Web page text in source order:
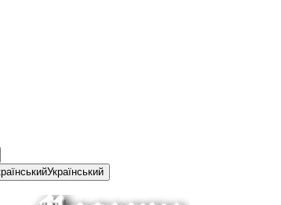
Український